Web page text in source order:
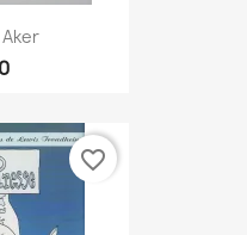
favorite_border